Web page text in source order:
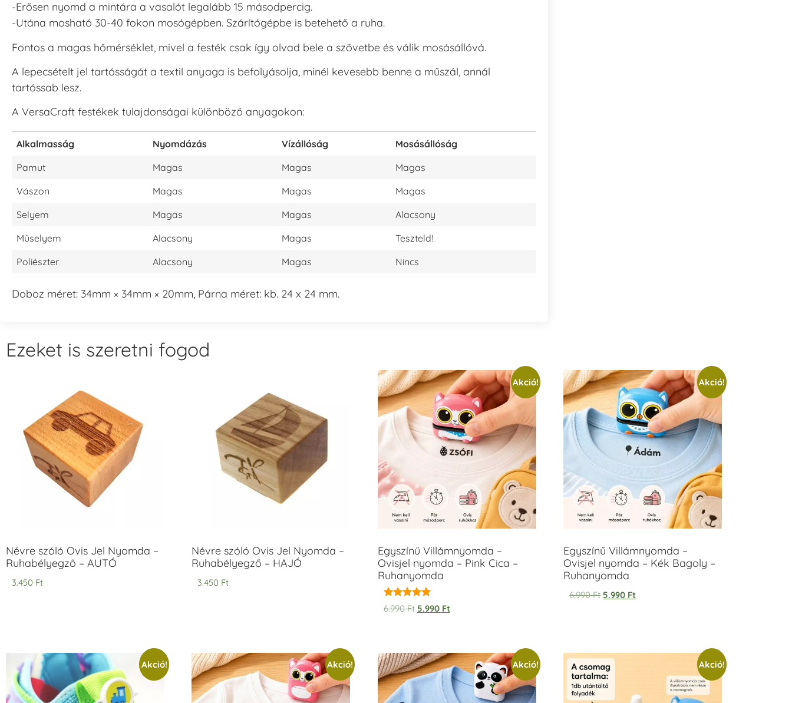
-Erősen nyomd a mintára a vasalót legalább 15 másodpercig.
-Utána mosható 30-40 fokon mosógépben. Szárítógépbe is betehető a ruha.
Fontos a magas hőmérséklet, mivel a festék csak így olvad bele a szövetbe és válik mosásállóvá.
A lepecsételt jel tartósságát a textil anyaga is befolyásolja, minél kevesebb benne a műszál, annál
tartóssab lesz.
A VersaCraft festékek tulajdonságai különböző anyagokon:
Alkalmasság Nyomdázás Vízállóság
Mosásállóság
Pamut
Magas Magas
Magas
Vászon
Magas Magas
Magas
Selyem
Magas Magas
Alacsony
Műselyem
Alacsony Magas
Teszteld!
Poliészter
Alacsony Magas Nincs
Doboz méret: 34mm × 34mm × 20mm, Párna méret: kb. 24 x 24 mm.
Ezeket is szeretni fogod
Névre szóló Ovis Jel Nyomda –
Ruhabélyegző – AUTÓ
3.450 Ft
Névre szóló Ovis Jel Nyomda –
Ruhabélyegző – HAJÓ
3.450 Ft
Akció!
Egyszínű Villámnyomda –
Ovisjel nyomda – Pink Cica –
Ruhanyomda
Értékelés:
5.00
6.990Ft 5.990 Ft
Akció!
Egyszínű Villámnyomda –
Ovisjel nyomda – Kék Bagoly –
Ruhanyomda
6.990Ft 5.990 Ft
Akció! Akció! Akció! Akció!